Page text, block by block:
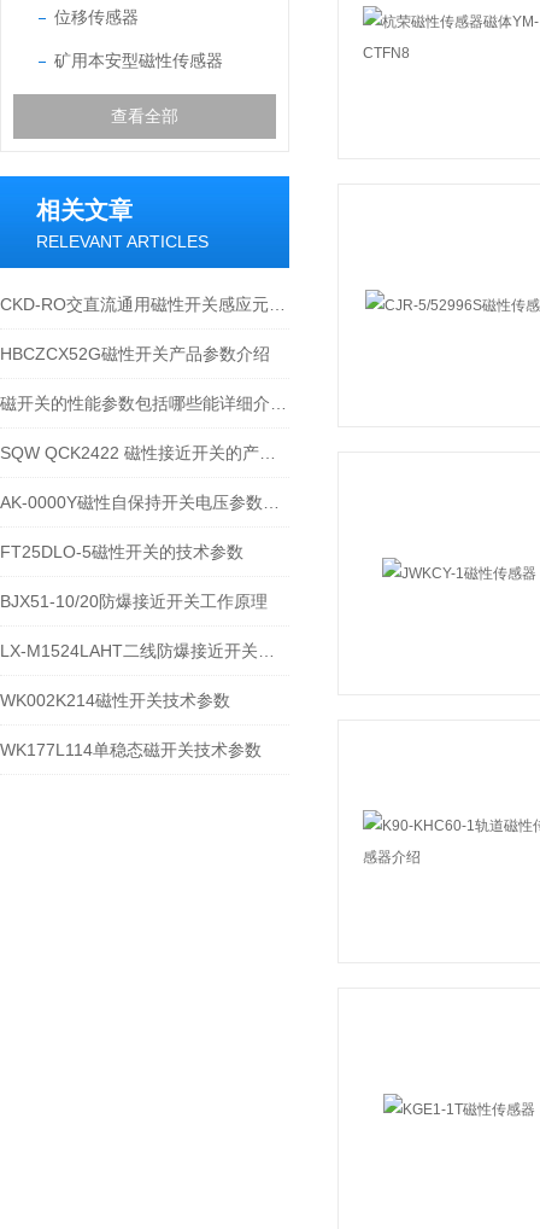
位移传感器
矿用本安型磁性传感器
查看全部
相关文章
RELEVANT ARTICLES
HBCZCX52G磁性开关产品参数介绍
FT25DLO-5磁性开关的技术参数
BJX51-10/20防爆接近开关工作原理
WK002K214磁性开关技术参数
WK177L114单稳态磁开关技术参数